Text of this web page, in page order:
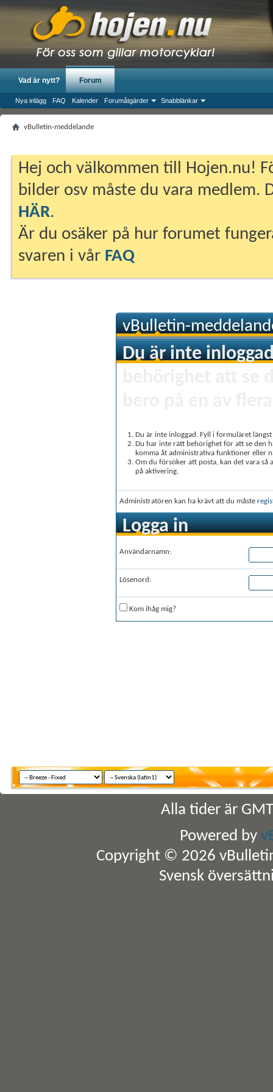
Vad är nytt? Forum
Nya inlägg FAQ Kalender Forumåtgärder Snabblänkar
vBulletin-meddelande
Hej och välkommen till Hojen.nu!
bilder osv måste du vara medlem.
HÄR.
Är du osäker på hur forumet
svaren i vår FAQ
vBulletin-
Du är inte
Du är inte inloggad. Fyll i formuläret
Du har inte rätt behörighet för att se den
komma åt administrativa funktioner eller
Om du försöker att posta, kan det vara
på aktivering.
Administratören kan ha krävt att du måste
Logga in
Användarnamn:
Lösenord:
Kom ihåg mig?
Alla tider är
Powered by
Copyright © 2026
Svensk